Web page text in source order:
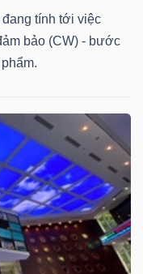
tính tới việc
bảo (CW) - bước